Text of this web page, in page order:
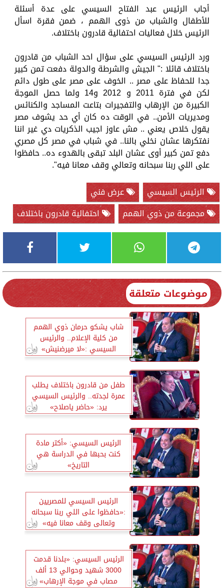
أجاب الرئيس عبد الفتاح السيسي على عدة أسئلة
للأطفال والشباب من ذوى الهمم ، ضمن فقرة اسأل
الرئيس خلال فعاليات احتفالية قادرون باختلاف.
ورد الرئيس السيسي على سؤال احد الشباب من قادرون
باختلاف قائلا :" الجيش والشرطة والدولة دفعت تمن كبير
جدا للحفاظ على مصر .. الخوف على مصر على طول دائم
لكن في فترة 2011 و 2012 و14 ولما حصل الموجة
الكبيرة من الإرهاب والتفجيرات بتاعت المساجد والكنائس
ومديريات الأمن.. في الوقت ده كان أي حد يشوف مصر
يقول خلاص يعني .. مش عاوز اجيب الذكريات دي غير اننا
نفتكرها عشان نخلي بالنا.. في شباب في مصر كل مصري
دفع تمن كبير أوى عشان البلد تبقى بالهدوء ده.. حافظوا
على اللي ربنا سبحانه وتعالي وقف معانا فيه".
الرئيس السيسي
عرض فني
مجموعة من ذوي الهمم
احتفالية قادرون باختلاف
موضوعات متعلقة
شاب يشكو حرمان ذوي الهمم
من كلية الإعلام.. والرئيس
السيسي :«لا ميرضنيش»
طفل من قادرون باختلاف يطلب
عمرة لجدته.. والرئيس السيسي
يرد: «حاضر ياصلاح»
الرئيس السيسي: «أكتر مادة
كنت بحبها في الدراسة هي
التاريخ»
الرئيس السيسي للمصريين
:«حافظوا على اللي ربنا سبحانه
وتعالى وقف معانا فيه»
الرئيس السيسي: «بلدنا قدمت
3000 شهيد وحوالي 13 ألف
مصاب في موجة الإرهاب»